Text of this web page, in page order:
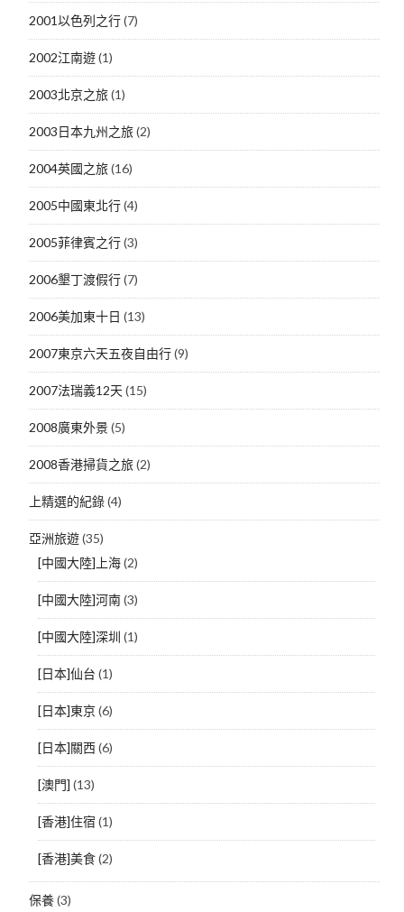
2001以色列之行(7)
2002江南遊(1)
2003北京之旅(1)
2003日本九州之旅(2)
2004英國之旅(16)
2005中國東北行(4)
2005菲律賓之行(3)
2006墾丁渡假行(7)
2006美加東十日 (13)
2007東京六天五夜自由行(9)
2007法瑞義12天(15)
2008廣東外景(5)
2008香港掃貨之旅(2)
上精選的紀錄(4)
亞洲旅遊(35)
[中國大陸]上海(2)
[中國大陸]河南(3)
[中國大陸]深圳 (1)
[日本]仙台 (1)
[日本]東京(6)
[日本]關西(6)
[澳門] (13)
[香港]住宿 (1)
[香港]美食(2)
保養(3)